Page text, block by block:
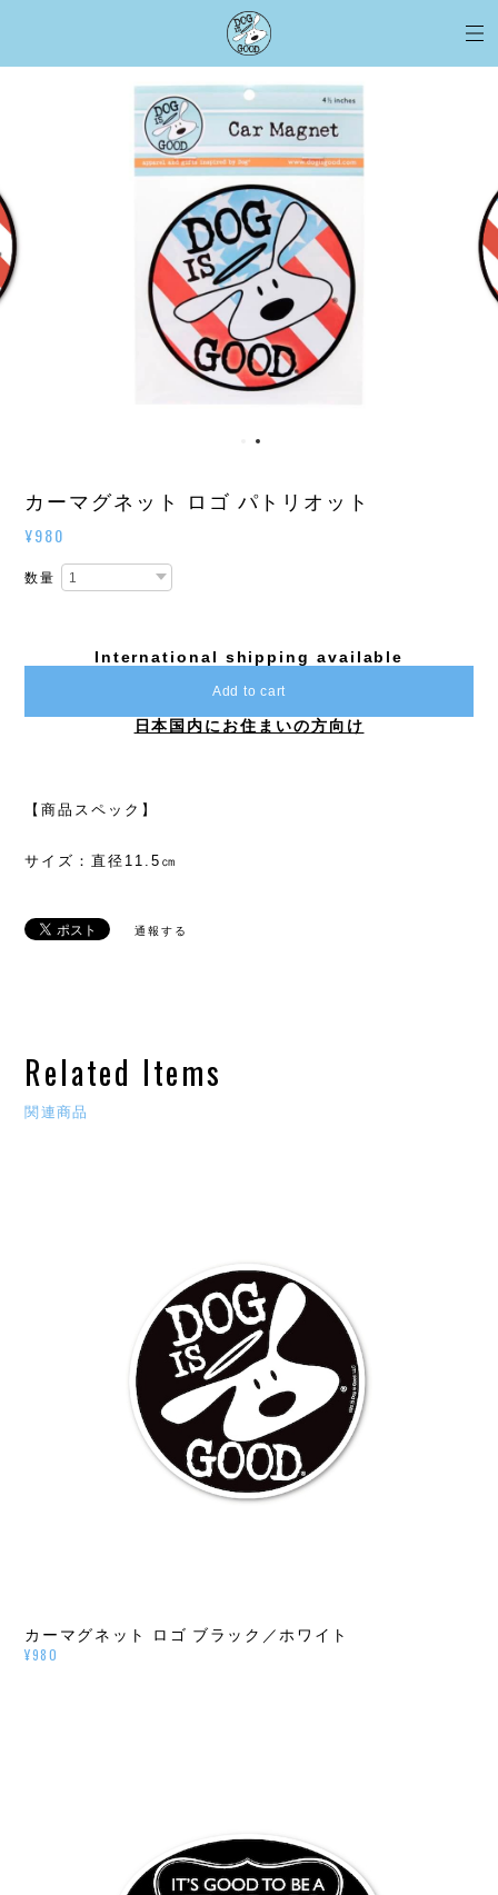
カーマグネット ロゴ パトリオット
¥980
数量
International shipping available
Add to cart
日本国内にお住まいの方向け
【商品スペック】
サイズ：直径11.5㎝
通報する
Related Items
関連商品
カーマグネット ロゴ ブラック／ホワイト
¥980